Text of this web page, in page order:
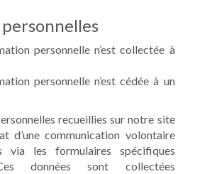
personnelle n’est collectée à
personnelle n’est cédée à un
recueillies sur notre site
d’une communication volontaire
via les formulaires spécifiques
données sont collectées